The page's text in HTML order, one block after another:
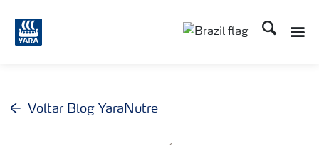
Busca
Voltar Blog YaraNutre